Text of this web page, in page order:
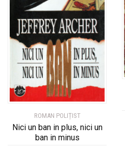
ROMAN POLIȚIST
Nici un ban in plus, nici un
ban in minus